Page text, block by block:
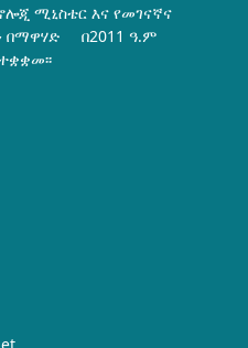
ሚኒስቴር እና የመገናኛና
በማዋሃድ በ2011 ዓ.ም